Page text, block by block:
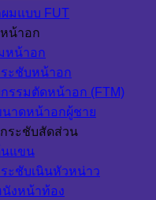
มแบบ FUT
น้าอก
หน้าอก
ะชับหน้าอก
รรมตัดหน้าอก (FTM)
าดหน้าอกผู้ชาย
ระชับสัดส่วน
นแขน
ะชับเนินหัวหน่าว
งหน้าท้อง